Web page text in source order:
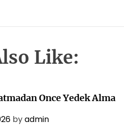
Like:
Once Yedek Alma
byadmin